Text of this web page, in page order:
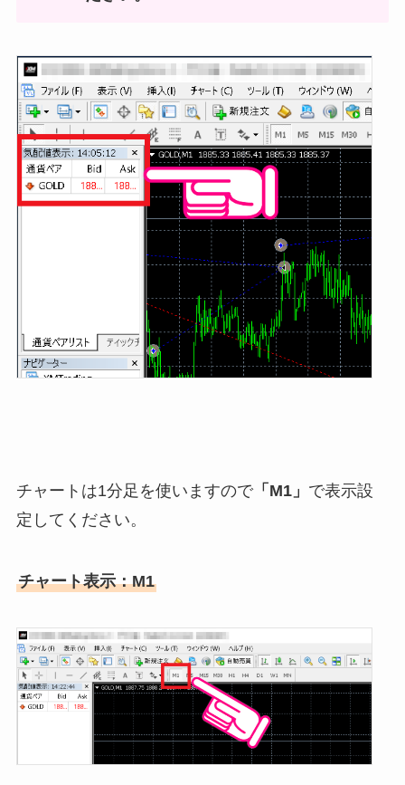
チャートは1分足を使いますので「M1」 で表示設
定してください。
チャート表示：M1